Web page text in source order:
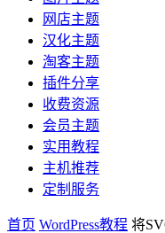
网店主题
汉化主题
淘客主题
插件分享
收费资源
会员主题
实用教程
主机推荐
定制服务
首页 WordPress教程 将